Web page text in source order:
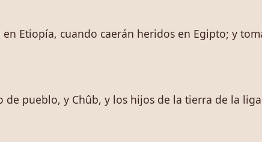
Etiopía, cuando caerán heridos en Egipto; y
pueblo, y Chûb, y los hijos de la tierra de la